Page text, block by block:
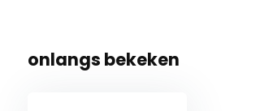
onlangs bekeken